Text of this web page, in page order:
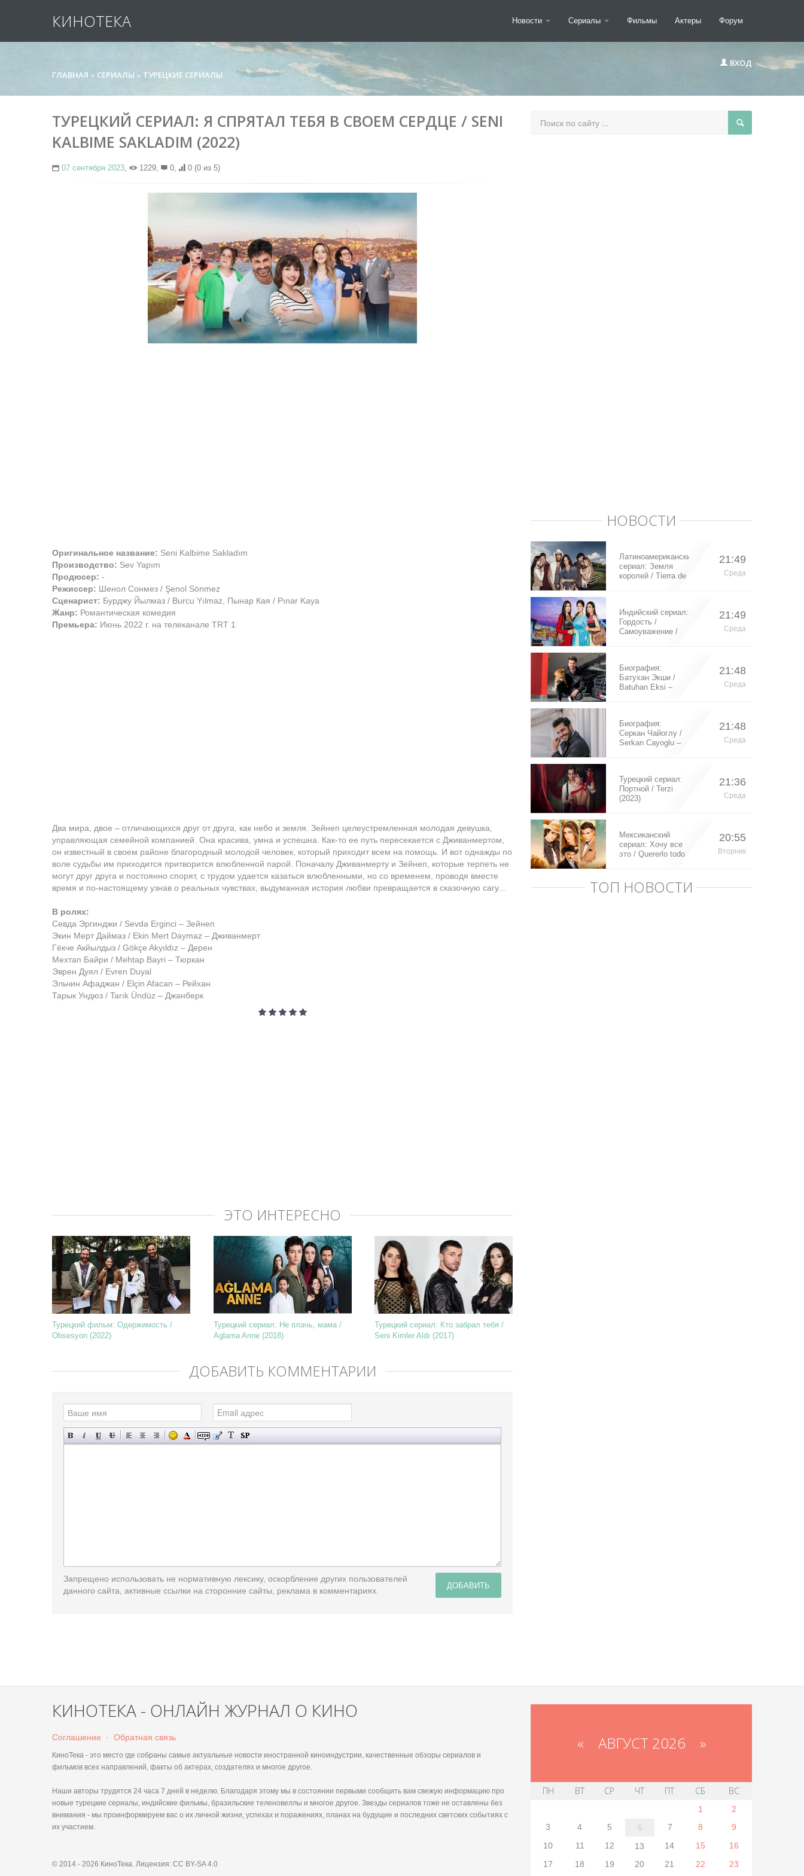
КИНОТЕКА Новости Сериалы Фильмы Актеры Форум
ВХОД
ГЛАВНАЯ » СЕРИАЛЫ » ТУРЕЦКИЕ СЕРИАЛЫ
ТУРЕЦКИЙ СЕРИАЛ: Я СПРЯТАЛ ТЕБЯ В СВОЕМ СЕРДЦЕ / SENI
KALBIME SAKLADIM (2022)
07 сентября 2023, 1229, 0, 0 (0 из 5)
Оригинальное название: Seni Kalbime Sakladım
Производство: Sev Yapım
Продюсер: -
Режиссер: Шенол Сонмез / Şenol Sönmez
Сценарист: Бурджу Йылмаз / Burcu Yılmaz, Пынар Кая / Pınar Kaya
Жанр: Романтическая комедия
Премьера: Июнь 2022 г. на телеканале TRT 1
Два мира, двое – отличающихся друг от друга, как небо и земля. Зейнеп целеустремленная молодая девушка,
управляющая семейной компанией. Она красива, умна и успешна. Как-то ее путь пересекается с Дживанмертом,
он известный в своем районе благородный молодой человек, который приходит всем на помощь. И вот однажды по
воле судьбы им приходится притворится влюбленной парой. Поначалу Дживанмерту и Зейнеп, которые терпеть не
могут друг друга и постоянно спорят, с трудом удается казаться влюбленными, но со временем, проводя вместе
время и по-настоящему узнав о реальных чувствах, выдуманная история любви превращается в сказочную сагу...
В ролях:
Севда Эргинджи / Sevda Erginci – Зейнеп
Экин Мерт Даймаз / Ekin Mert Daymaz – Дживанмерт
Гёкче Акйылдыз / Gökçe Akyıldız – Дерен
Мехтап Байри / Mehtap Bayri – Тюркан
Эврен Дуял / Evren Duyal
Эльчин Афаджан / Elçin Afacan – Рейхан
Тарык Ундюз / Tarık Ündüz – Джанберк
ЭТО ИНТЕРЕСНО
Турецкий фильм: Одержимость /
Obsesyon (2022)
Турецкий сериал: Не плачь, мама /
Aglama Anne (2018)
Турецкий сериал: Кто забрал тебя /
Seni Kimler Aldı (2017)
ДОБАВИТЬ КОММЕНТАРИЙ
ДОБАВИТЬ
Запрещено использовать не нормативную лексику, оскорбление других пользователей
данного сайта, активные ссылки на сторонние сайты, реклама в комментариях.
НОВОСТИ
Латиноамериканский
сериал: Земля
королей / Tierra de
21:49
Среда
Индийский сериал:
Гордость /
Самоуважение /
21:49
Среда
Биография:
Батухан Экши /
Batuhan Eksi –
21:48
Среда
Биография:
Серкан Чайоглу /
Serkan Cayoglu –
21:48
Среда
Турецкий сериал:
Портной / Terzi
(2023)
21:36
Среда
Мексиканский
сериал: Хочу все
это / Quererlo todo
20:55
Вторник
ТОП НОВОСТИ
КИНОТЕКА - ОНЛАЙН ЖУРНАЛ О КИНО
Соглашение · Обратная связь
КиноТека - это место где собраны самые актуальные новости иностранной киноиндустрии, качественные обзоры сериалов и
фильмов всех направлений, факты об актерах, создателях и многое другое.
Наши авторы трудятся 24 часа 7 дней в неделю. Благодаря этому мы в состоянии первыми сообщить вам свежую информацию про
новые турецкие сериалы, индийские фильмы, бразильские теленовеллы и многое другое. Звезды сериалов тоже не оставлены без
внимания - мы проинформируем вас о их личной жизни, успехах и поражениях, планах на будущие и последних светских событиях с
их участием.
© 2014 - 2026 КиноТека. Лицензия: CC BY-SA 4.0
« АВГУСТ 2026 »
ПН ВТ СР ЧТ ПТ СБ ВС
1
2
3
4 5 6 7 8
9
10
11 12 13 14 15
16
17
18 19 20 21 22 23